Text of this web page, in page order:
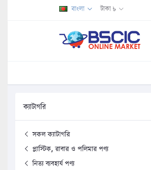
বাংলা টাকা ৳
ক্যাটাগরি
সকল ক্যাটাগরি
প্লাস্টিক, রাবার ও পলিমার পণ্য
নিত্য ব্যবহার্য পণ্য